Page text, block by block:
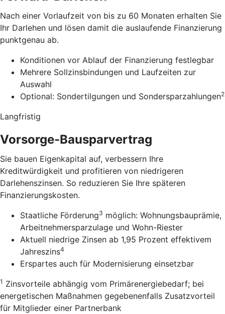
Nach einer Vorlaufzeit von bis zu 60 Monaten erhalten Sie
Ihr Darlehen und lösen damit die auslaufende Finanzierung
punktgenau ab.
Konditionen vor Ablauf der Finanzierung festlegbar
Mehrere Sollzinsbindungen und Laufzeiten zur
Auswahl
Optional: Sondertilgungen und Sondersparzahlungen2
Langfristig
Vorsorge-Bausparvertrag
Sie bauen Eigenkapital auf, verbessern Ihre
Kreditwürdigkeit und profitieren von niedrigeren
Darlehenszinsen. So reduzieren Sie Ihre späteren
Finanzierungskosten.
Staatliche Förderung3 möglich: Wohnungsbauprämie,
Arbeitnehmersparzulage und Wohn-Riester
Aktuell niedrige Zinsen ab 1,95 Prozent effektivem
Jahreszins4
Erspartes auch für Modernisierung einsetzbar
1 Zinsvorteile abhängig vom Primärenergiebedarf; bei
energetischen Maßnahmen gegebenenfalls Zusatzvorteil
für Mitglieder einer Partnerbank